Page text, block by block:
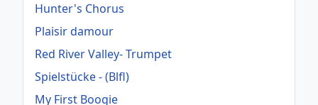
Hunter's Chorus
Plaisir damour
Red River Valley- Trumpet
Spielstücke - (Blfl)
My First Boogie